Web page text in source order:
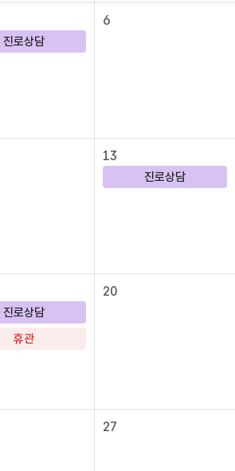
진로상담
6
13
진로상담
진로상담
휴관
20
27